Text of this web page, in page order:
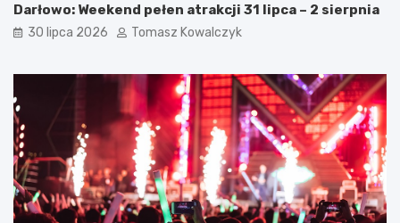
Darłowo: Weekend pełen atrakcji 31 lipca – 2 sierpnia
30 lipca 2026 Tomasz Kowalczyk